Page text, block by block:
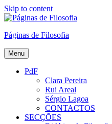
Skip to content
Páginas de Filosofia
Menu
PdF
Clara Pereira
Rui Areal
Sérgio Lagoa
CONTACTOS
SECÇÕES